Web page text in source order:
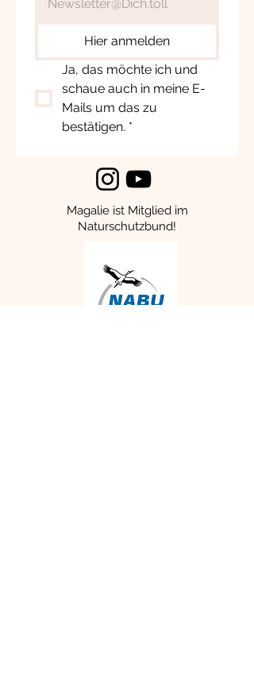
Hier anmelden
Ja, das möchte ich und
schaue auch in meine E-
Mails um das zu
bestätigen. *
Magalie ist Mitglied im
Naturschutzbund!